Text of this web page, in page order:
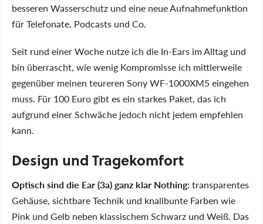
besseren Wasserschutz und eine neue Aufnahmefunktion
für Telefonate, Podcasts und Co.
Seit rund einer Woche nutze ich die In-Ears im Alltag und
bin überrascht, wie wenig Kompromisse ich mittlerweile
gegenüber meinen teureren Sony WF-1000XM5 eingehen
muss. Für 100 Euro gibt es ein starkes Paket, das ich
aufgrund einer Schwäche jedoch nicht jedem empfehlen
kann.
Design und Tragekomfort
Optisch sind die Ear (3a) ganz klar Nothing:transparentes
Gehäuse, sichtbare Technik und knallbunte Farben wie
Pink und Gelb neben klassischem Schwarz und Weiß. Das